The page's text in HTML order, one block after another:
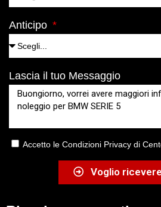
Anticipo
Lascia il tuo Messaggio
Accetto le Condizioni Privacy di
Voglio